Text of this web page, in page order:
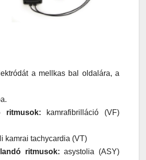
a mellkas bal oldalára, a
ritmusok: kamrafibrilláció (VF)
kamrai tachycardia (VT)
ritmusok: asystolia (ASY)